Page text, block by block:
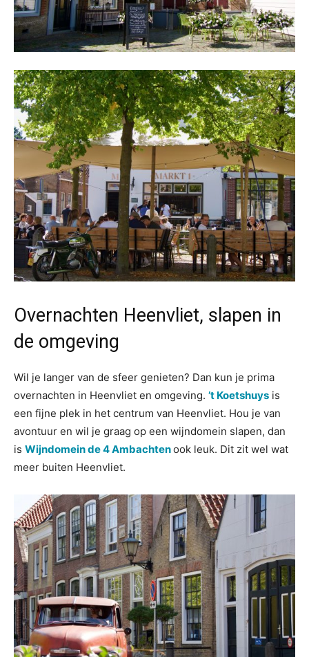
Overnachten Heenvliet, slapen in
de omgeving
Wil je langer van de sfeer genieten? Dan kun je prima
overnachten in Heenvliet en omgeving. ’t Koetshuys is
een fijne plek in het centrum van Heenvliet. Hou je van
avontuur en wil je graag op een wijndomein slapen, dan
is Wijndomein de 4 Ambachtenook leuk. Dit zit wel wat
meer buiten Heenvliet.